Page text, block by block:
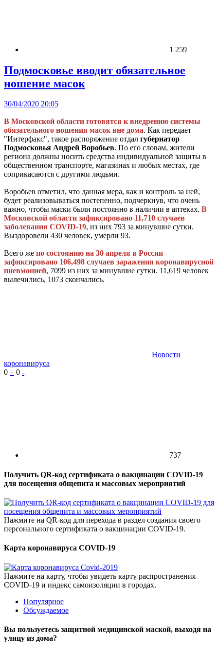
1 259
Подмосковье вводит обязательное
ношение масок
30/04/2020 20:05
В Московской области готовятся к внедрению системы
обязательного ношения масок вне дома. Как передает
"Интерфакс", такое распоряжение отдал губернатор
Подмосковья Андрей Воробьев. По его словам, жители
региона должны носить средства индивидуальной защиты в
общественном транспорте, магазинах и любых местах, где
соприкасаются с другими людьми.
Воробьев отметил, что данная мера, как и контроль за ней,
будет реализовываться постепенно, подчеркнув, что очень
важно, чтобы маски были постоянно в наличии в аптеках. В
Московской области зафиксировано 11,710 случаев
заболевания COVID-19, из них 793 за минувшие сутки.
Выздоровели 430 человек, умерли 93.
Всего же по состоянию на 30 апреля в России
зафиксировано 106,498 случаев заражения коронавирусной
пневмонией, 7099 из них за минувшие сутки. 11,619 человек
вылечились, 1073 скончались.
Новости
коронавируса
0 + 0 -
737
Получить QR-код сертификата о вакцинации COVID-19
для посещения общепита и массовых мероприятий
Нажмите на QR-код для перехода в раздел создания своего
персонального сертификата о вакцинации COVID-19.
Карта коронавируса COVID-19
Нажмите на карту, чтобы увидеть карту распространения
COVID-19 и индекс самоизоляции в городах.
Популярное
Обсуждаемое
Вы пользуетесь защитной медицинской маской, выходя на
улицу из дома?